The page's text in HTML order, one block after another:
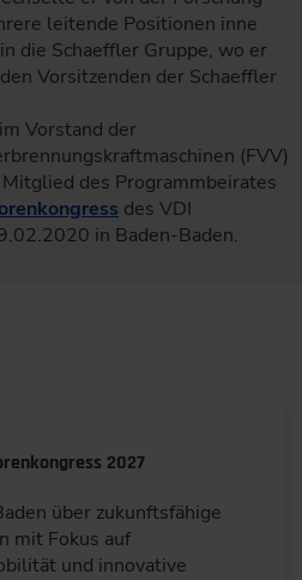
leitende Positionen inne
die Schaeffler Gruppe, wo er
Vorsitzenden der Schaeffler
Vorstand der
(FVV)
des Programmbeirates
des VDI
in Baden-Baden.
2027
über zukunftsfähige
mit Fokus auf
und innovative